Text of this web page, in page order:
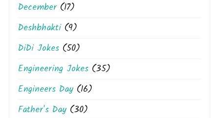
December(17)
Deshbhakti(9)
DiDi Jokes (50)
Engineering Jokes (35)
Engineers Day (16)
Father's Day (30)